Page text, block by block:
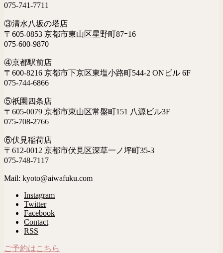
075-741-7711
③清水八坂の塔店
〒605-0853 京都市東山区星野町87ｰ16
075-600-9870
④京都駅前店
〒600-8216 京都市下京区東塩小路町544-2 ONビル 6F
075-744-6866
⑤祇園四条店
〒605-0079 京都市東山区常盤町151 八源ビル3F
075-708-2766
⑥伏見稲荷店
〒612-0012 京都市伏見区深草一ノ坪町35-3
075-748-7117
Mail: kyoto@aiwafuku.com
Instagram
Twitter
Facebook
Contact
RSS
ご予約はこちら